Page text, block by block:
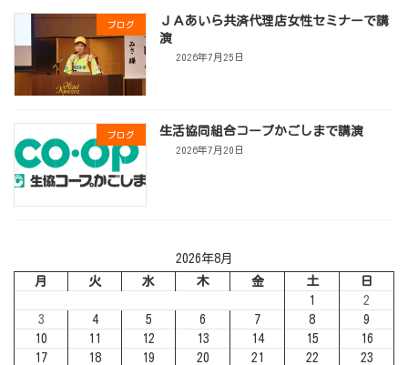
ブログ
ＪＡあいら共済代理店女性セミナーで講
演
2026年7月25日
ブログ 生活協同組合コープかごしまで講演
2026年7月20日
2026年8月
月
火 水 木 金 土
日
1
2
3
4 5 6 7 8
9
10
11 12 13 14 15
16
17
18 19 20 21 22
23